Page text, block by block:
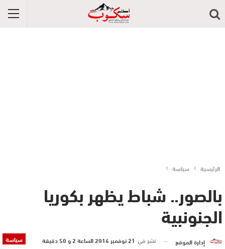
الرئيسية سياسة
بالصور.. شباط يظهر بكوريا
الجنونبية
سياسة إدارة الموقع نشر في 21 نوفمبر 2014 الساعة 2 و 50 دقيقة